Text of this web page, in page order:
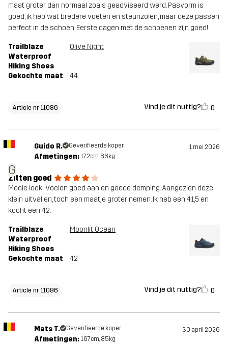
maat groter dan normaal zoals geadviseerd werd. Pasvorm is
goed, ik heb wat bredere voeten en steunzolen, maar deze passen
perfect in de schoen. Eerste dagen met de schoenen zijn goed!
Trailblaze
Waterproof
Hiking Shoes
Olive Night
Gekochte maat 44
Article nr 11086 Vind je dit nuttig? 0
G
Guido R. Geverifieerde koper 1 mei 2026
Afmetingen: 172cm, 66kg
Zitten goed
Mooie look! Voelen goed aan en goede demping. Aangezien deze
klein uitvallen, toch een maatje groter nemen. Ik heb een 41,5 en
kocht een 42.
Trailblaze
Waterproof
Hiking Shoes
Moonlit Ocean
Gekochte maat 42
Article nr 11086 Vind je dit nuttig? 0
Mats T. Geverifieerde koper 30 april 2026
Afmetingen: 167cm, 85kg